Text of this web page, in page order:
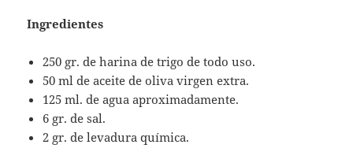
Ingredientes
250 gr. de harina de trigo de todo uso.
50 ml de aceite de oliva virgen extra.
125 ml. de agua aproximadamente.
6 gr. de sal.
2 gr. de levadura química.